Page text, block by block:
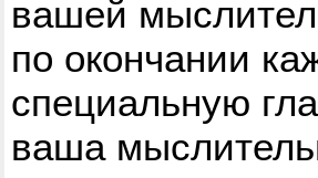
вашей
по окончании
специальную
ваша